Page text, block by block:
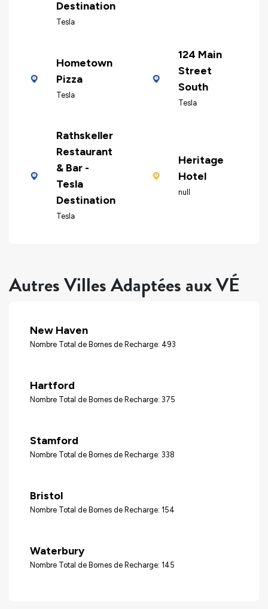
Destination
Tesla
Hometown
Pizza
Tesla
124 Main
Street
South
Tesla
Rathskeller
Restaurant
& Bar -
Tesla
Destination
Tesla
Heritage
Hotel
null
Autres Villes Adaptées aux VÉ
New Haven
Nombre Total de Bornes de Recharge: 493
Hartford
Nombre Total de Bornes de Recharge: 375
Stamford
Nombre Total de Bornes de Recharge: 338
Bristol
Nombre Total de Bornes de Recharge: 154
Waterbury
Nombre Total de Bornes de Recharge: 145